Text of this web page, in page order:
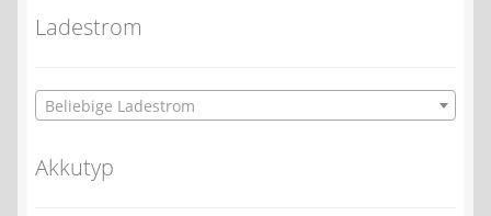
Ladestrom
Beliebige Ladestrom
Akkutyp